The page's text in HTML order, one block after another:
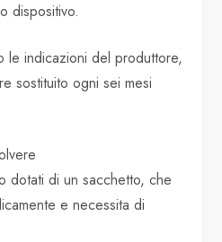
dispositivo.
le indicazioni del produttore,
sostituito ogni sei mesi
dotati di un sacchetto, che
e necessita di